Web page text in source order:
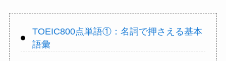
TOEIC800点単語①：名詞で押さえる基本
語彙